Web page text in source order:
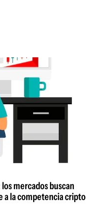
mercados buscan
a la competencia cripto